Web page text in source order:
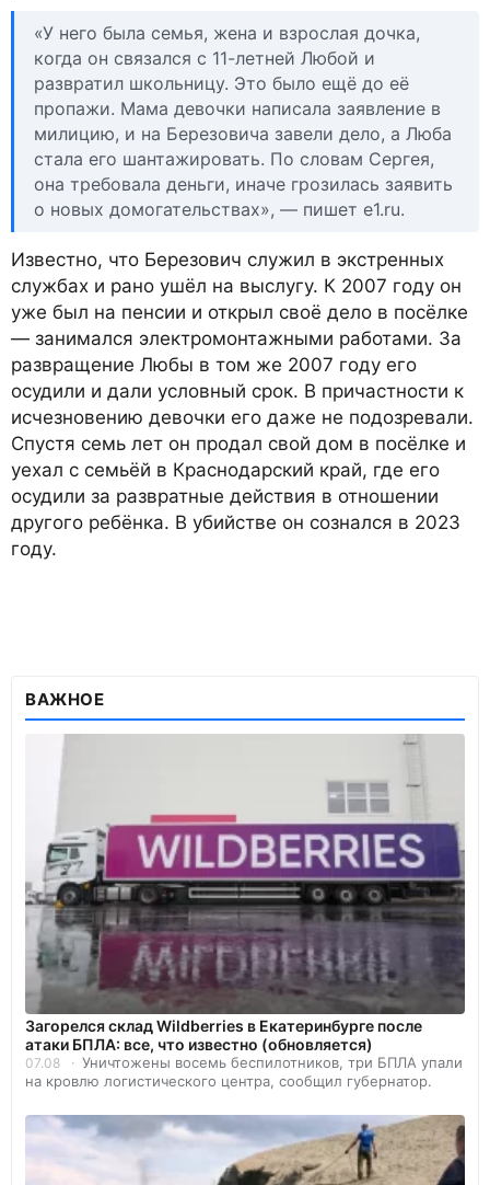
«У него была семья, жена и взрослая дочка,
когда он связался с 11-летней Любой и
развратил школьницу. Это было ещё до её
пропажи. Мама девочки написала заявление в
милицию, и на Березовича завели дело, а Люба
стала его шантажировать. По словам Сергея,
она требовала деньги, иначе грозилась заявить
о новых домогательствах», — пишет e1.ru.
Известно, что Березович служил в экстренных
службах и рано ушёл на выслугу. К 2007 году он
уже был на пенсии и открыл своё дело в посёлке
— занимался электромонтажными работами. За
развращение Любы в том же 2007 году его
осудили и дали условный срок. В причастности к
исчезновению девочки его даже не подозревали.
Спустя семь лет он продал свой дом в посёлке и
уехал с семьёй в Краснодарский край, где его
осудили за развратные действия в отношении
другого ребёнка. В убийстве он сознался в 2023
году.
ВАЖНОЕ
Загорелся склад Wildberries в Екатеринбурге после
атаки БПЛА: все, что известно (обновляется)
07.08
Уничтожены восемь беспилотников, три БПЛА упали
на кровлю логистического центра, сообщил губернатор.